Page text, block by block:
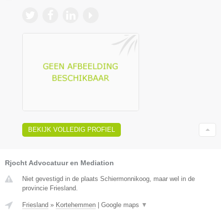
BEKIJK VOLLEDIG PROFIEL
Rjocht Advocatuur en Mediation
Niet gevestigd in de plaats Schiermonnikoog, maar wel in de
provincie Friesland.
Friesland » Kortehemmen Google maps ▼